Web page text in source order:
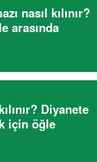
nasıl kılınır?
arasında
Diyanete
için öğle